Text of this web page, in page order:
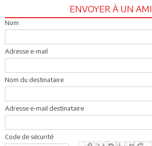
ENVOYER À UN AMI
Nom
Adresse e-mail
Nom du destinataire
Adresse e-mail destinataire
Code de sécurité